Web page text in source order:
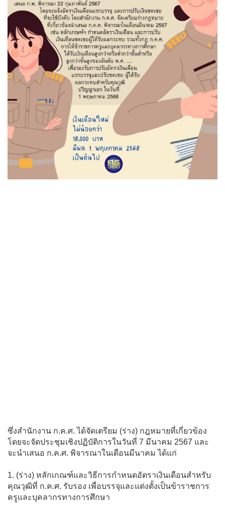
ซึ่งสำนักงาน ก.ค.ศ. ได้จัดเตรียม (ร่าง) กฎหมายที่เกี่ยวข้อง
โดยจะจัดประชุมเชิงปฏิบัติการในวันที่ 7 มีนาคม 2567 และ
จะนำเสนอ ก.ค.ศ. พิจารณาในเดือนมีนาคม ได้แก่
1. (ร่าง) หลักเกณฑ์และวิธีการกำหนดอัตราเงินเดือนสำหรับ
คุณวุฒิที่ ก.ค.ศ. รับรอง เพื่อบรรจุและแต่งตั้งเป็นข้าราชการ
ครูและบุคลากรทางการศึกษา